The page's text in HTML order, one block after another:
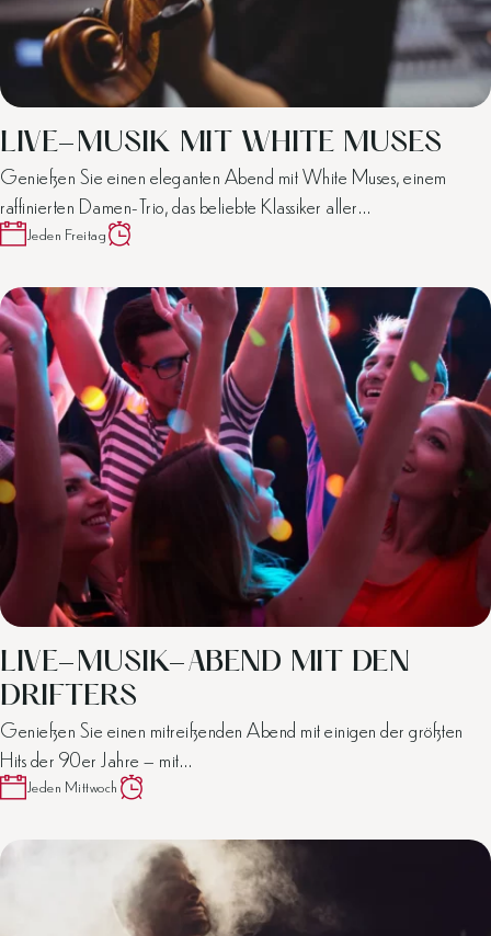
LIVE-MUSIK MIT WHITE MUSES
Genießen Sie einen eleganten Abend mit White Muses, einem
raffinierten Damen-Trio, das beliebte Klassiker aller…
Jeden Freitag
LIVE-MUSIK-ABEND MIT DEN
DRIFTERS
Genießen Sie einen mitreißenden Abend mit einigen der größten
Hits der 90er Jahre – mit…
Jeden Mittwoch